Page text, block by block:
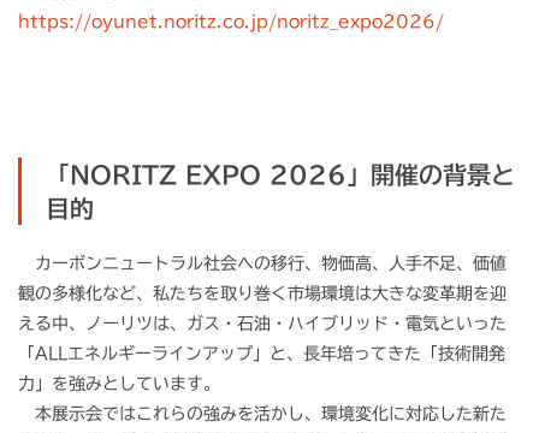
https://oyunet.noritz.co.jp/noritz_expo2026/
「NORITZ EXPO 2026」開催の背景と
目的
カーボンニュートラル社会への移行、物価高、人手不足、価値
観の多様化など、私たちを取り巻く市場環境は大きな変革期を迎
える中、ノーリツは、ガス・石油・ハイブリッド・電気といった
「ALL
エネルギーラインアップ」と、長年培ってきた「技術開発
力」を強みとしています。
本展示会ではこれらの強みを活かし、環境変化に対応した新た